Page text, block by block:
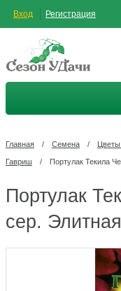
Вход Регистрация
Главная / Семена / Цветы
Гавриш / Портулак Текила
Портулак
сер.